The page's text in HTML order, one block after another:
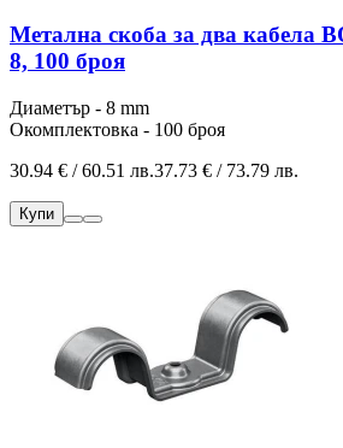
Метална скоба за два кабела
8, 100 броя
Диаметър - 8 mm
Окомплектовка - 100 броя
30.94 € / 60.51 лв.37.73 € / 73.79 лв.
Купи